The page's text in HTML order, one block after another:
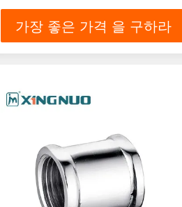
가장 좋은 가격 을 구하라